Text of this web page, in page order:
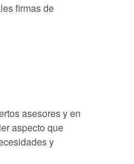
firmas de
asesores y en
aspecto que
y